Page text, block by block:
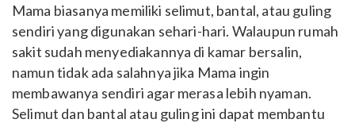
Mama biasanya memiliki selimut, bantal, atau guling
sendiri yang digunakan sehari-hari. Walaupun rumah
sakit sudah menyediakannya di kamar bersalin,
namun tidak ada salahnya jika Mama ingin
membawanya sendiri agar merasa lebih nyaman.
Selimut dan bantal atau guling ini dapat membantu